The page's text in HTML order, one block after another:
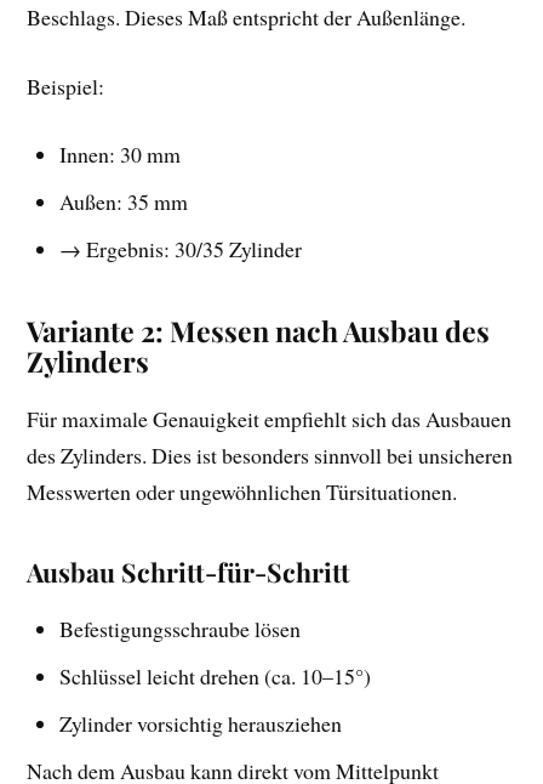
Beschlags. Dieses Maß entspricht der Außenlänge.
Beispiel:
Innen: 30 mm
Außen: 35 mm
→ Ergebnis: 30/35 Zylinder
Variante 2: Messen nach Ausbau des
Zylinders
Für maximale Genauigkeit empfiehlt sich das Ausbauen
des Zylinders. Dies ist besonders sinnvoll bei unsicheren
Messwerten oder ungewöhnlichen Türsituationen.
Ausbau Schritt-für-Schritt
Befestigungsschraube lösen
Schlüssel leicht drehen (ca. 10–15°)
Zylinder vorsichtig herausziehen
Nach dem Ausbau kann direkt vom Mittelpunkt